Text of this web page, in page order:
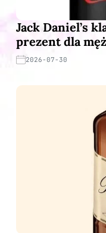
Jack Daniel’s
prezent dla
2026-07-30